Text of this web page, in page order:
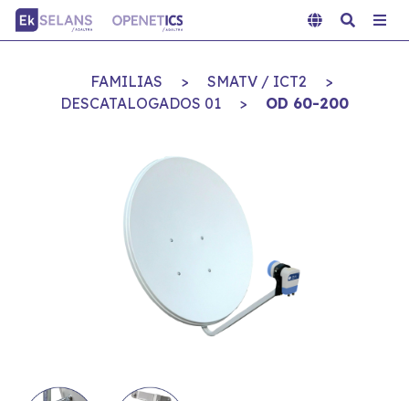
FAMILIAS > SMATV / ICT2
>
DESCATALOGADOS 01
> OD 60-200